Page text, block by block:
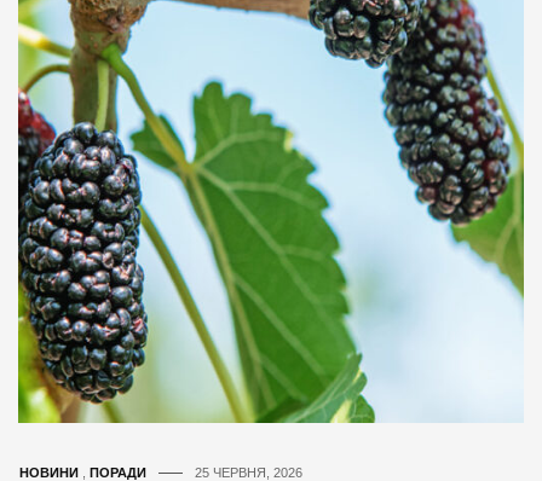
НОВИНИ ПОРАДИ 25 ЧЕРВНЯ, 2026